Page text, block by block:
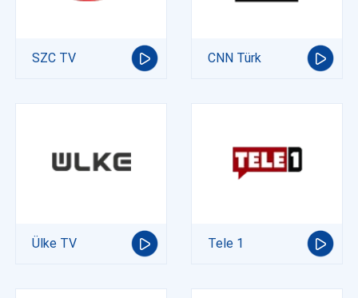
SZC TV CNN Türk
Ülke TV Tele 1